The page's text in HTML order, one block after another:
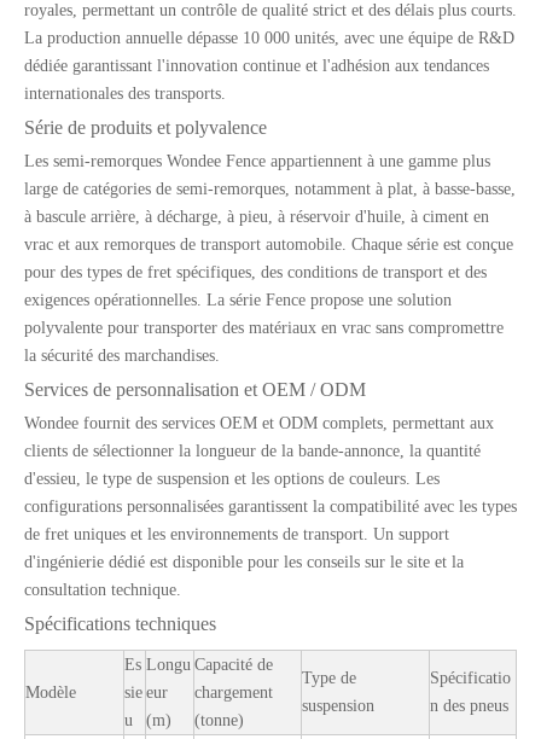
royales, permettant un contrôle de qualité strict et des délais plus courts.
La production annuelle dépasse 10 000 unités, avec une équipe de R&D
dédiée garantissant l'innovation continue et l'adhésion aux tendances
internationales des transports.
Série de produits et polyvalence
Les semi-remorques Wondee Fence appartiennent à une gamme plus
large de catégories de semi-remorques, notamment à plat, à basse-basse,
à bascule arrière, à décharge, à pieu, à réservoir d'huile, à ciment en
vrac et aux remorques de transport automobile. Chaque série est conçue
pour des types de fret spécifiques, des conditions de transport et des
exigences opérationnelles. La série Fence propose une solution
polyvalente pour transporter des matériaux en vrac sans compromettre
la sécurité des marchandises.
Services de personnalisation et OEM / ODM
Wondee fournit des services OEM et ODM complets, permettant aux
clients de sélectionner la longueur de la bande-annonce, la quantité
d'essieu, le type de suspension et les options de couleurs. Les
configurations personnalisées garantissent la compatibilité avec les types
de fret uniques et les environnements de transport. Un support
d'ingénierie dédié est disponible pour les conseils sur le site et la
consultation technique.
Spécifications techniques
Modèle
Es
sie
u
Longu
eur
(m)
Capacité de
chargement
(tonne)
Type de
suspension
Spécificatio
n des pneus